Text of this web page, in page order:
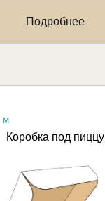
Подробнее
M
Коробка под пиццу